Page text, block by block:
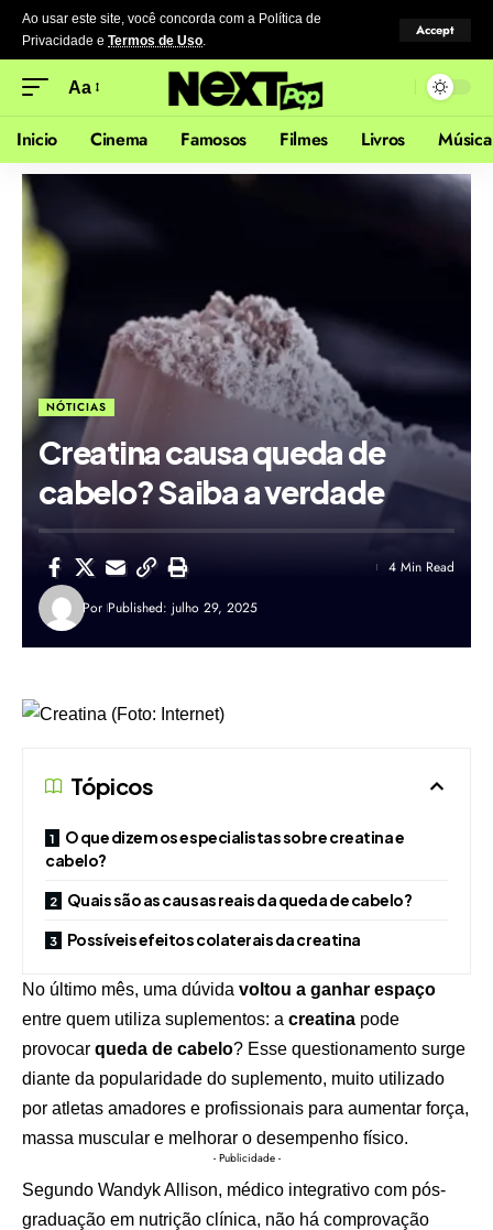
Ao usar este site, você concorda com a Política de
Privacidade e Termos de Uso.
Accept
Aa
Inicio Cinema Famosos Filmes Livros Música
NÓTICIAS
Creatina causa queda de
cabelo? Saiba a verdade
Por Published: julho 29, 2025
4 Min Read
Tópicos
O que dizem os especialistas sobre creatina e
cabelo?
Quais são as causas reais da queda de cabelo?
Possíveis efeitos colaterais da creatina
No último mês, uma dúvida voltou a ganhar espaço
entre quem utiliza suplementos: a creatina pode
provocar queda de cabelo? Esse questionamento surge
diante da popularidade do suplemento, muito utilizado
por atletas amadores e profissionais para aumentar força,
massa muscular e melhorar o desempenho físico.
- Publicidade -
Segundo Wandyk Allison, médico integrativo com pós-
graduação em nutrição clínica, não há comprovação